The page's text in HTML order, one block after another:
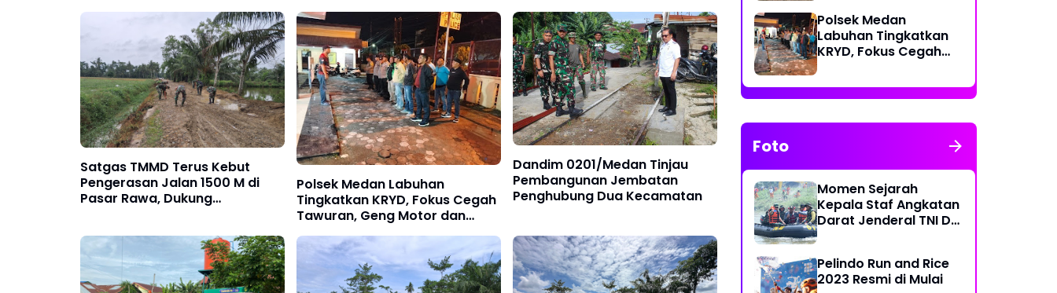
Satgas TMMD Terus Kebut
Pengerasan Jalan 1500 M di
Pasar Rawa, Dukung
Polsek Medan Labuhan
Tingkatkan KRYD, Fokus Cegah
Tawuran, Geng Motor dan
Dandim 0201/Medan Tinjau
Pembangunan Jembatan
Penghubung Dua Kecamatan
Warga
Polsek Medan
Labuhan Tingkatkan
KRYD, Fokus Cegah
dan Balap Liar
Foto
Momen Sejarah
Kepala Staf Angkatan
Darat Jenderal TNI Dr
Pelindo Run and Rice
2023 Resmi di Mulai